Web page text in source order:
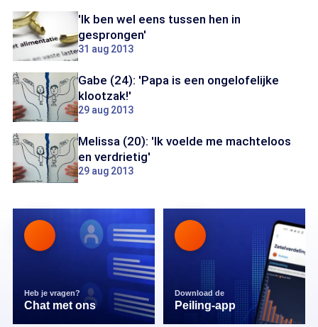
'Ik ben wel eens tussen hen in
gesprongen'
31 aug 2013
Gabe (24): 'Papa is een ongelofelijke
klootzak!'
29 aug 2013
Melissa (20): 'Ik voelde me machteloos
en verdrietig'
29 aug 2013
Heb je vragen?
Chat met ons
Download de
Peiling-app